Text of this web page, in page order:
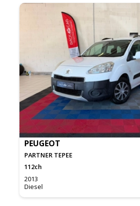
PEUGEOT
PARTNER TEPEE
112ch
2013
Diesel